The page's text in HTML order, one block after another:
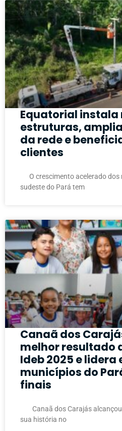
Equatorial instala
estruturas,
da rede e
clientes
O crescimento acelerado dos
sudeste do Pará tem
Canaã dos
melhor resultado
Ideb 2025 e
municípios do
finais
Canaã dos Carajás alcançou
sua história no